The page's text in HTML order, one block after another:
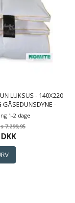
LUKSUS - 140X220
GÅSEDUNSDYNE -
1-2 dage
7.299,95
DKK